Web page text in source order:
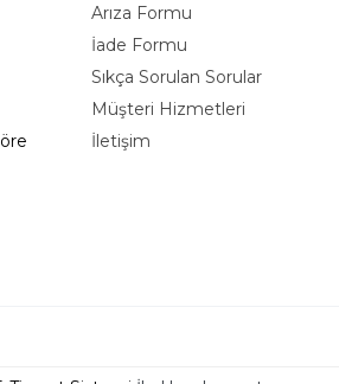
Arıza Formu
İade Formu
Sıkça Sorulan Sorular
Müşteri Hizmetleri
İletişim